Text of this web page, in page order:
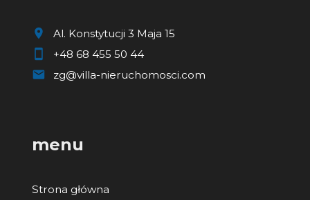
Al. Konstytucji 3 Maja 15
+48 68 455 50 44
zg@villa-nieruchomosci.com
menu
Strona główna